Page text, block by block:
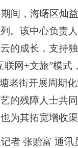
间，海曙区灿
。该中心负责
的成长，支持
联网+文旅”模式
老街开展周期
的残障人士共
为其拓宽增收渠
者 张贻富 通讯